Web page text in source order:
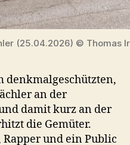
(25.04.2026) © Thomas
denkmalgeschützten,
an der
damit kurz an der
die Gemüter.
Rapper und ein Public